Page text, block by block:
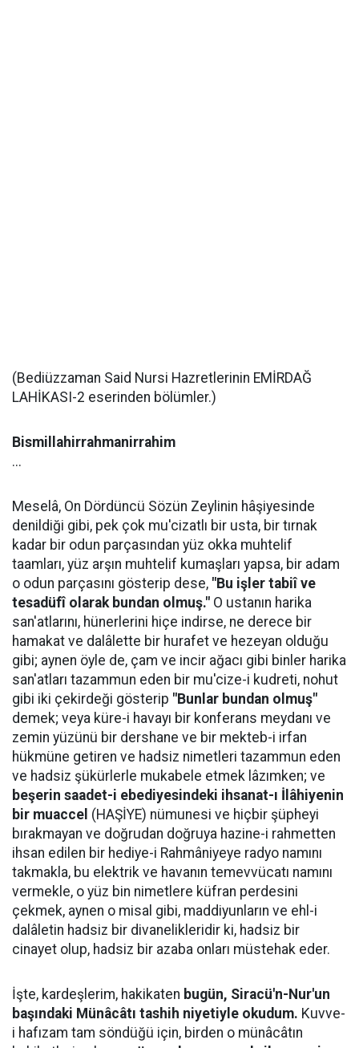
(Bediüzzaman Said Nursi Hazretlerinin EMİRDAĞ
LAHİKASI-2 eserinden bölümler.)
Bismillahirrahmanirrahim
...
Meselâ, On Dördüncü Sözün Zeylinin hâşiyesinde
denildiği gibi, pek çok mu'cizatlı bir usta, bir tırnak
kadar bir odun parçasından yüz okka muhtelif
taamları, yüz arşın muhtelif kumaşları yapsa, bir adam
o odun parçasını gösterip dese, "Bu işler tabiî ve
tesadüfî olarak bundan olmuş." O ustanın harika
san'atlarını, hünerlerini hiçe indirse, ne derece bir
hamakat ve dalâlette bir hurafet ve hezeyan olduğu
gibi; aynen öyle de, çam ve incir ağacı gibi binler harika
san'atları tazammun eden bir mu'cize-i kudreti, nohut
gibi iki çekirdeği gösterip "Bunlar bundan olmuş"
demek; veya küre-i havayı bir konferans meydanı ve
zemin yüzünü bir dershane ve bir mekteb-i irfan
hükmüne getiren ve hadsiz nimetleri tazammun eden
ve hadsiz şükürlerle mukabele etmek lâzımken; ve
beşerin saadet-i ebediyesindeki ihsanat-ı İlâhiyenin
bir muaccel (HAŞİYE) nümunesi ve hiçbir şüpheyi
bırakmayan ve doğrudan doğruya hazine-i rahmetten
ihsan edilen bir hediye-i Rahmâniyeye radyo namını
takmakla, bu elektrik ve havanın temevvücatı namını
vermekle, o yüz bin nimetlere küfran perdesini
çekmek, aynen o misal gibi, maddiyunların ve ehl-i
dalâletin hadsiz bir divanelikleridir ki, hadsiz bir
cinayet olup, hadsiz bir azaba onları müstehak eder.
İşte, kardeşlerim, hakikaten bugün, Siracü'n-Nur'un
başındaki Münâcâtı tashih niyetiyle okudum. Kuvve-
i hafızam tam söndüğü için, birden o münâcâtın